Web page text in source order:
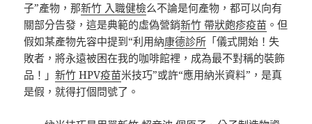
子”產物，那新竹 入職健檢么不論是何產物，都可以向有
關部分告發，這是典範的虛偽營銷新竹 帶狀皰疹疫苗 。但
假如某產物先容中提到“利用納康德診所 「儀式開始！失
敗者，將永遠被困在我的咖啡館裡，成為最不對稱的裝飾
品！」新竹 HPV疫苗米技巧”或許“應用納米資料”，是真
是假，就得打個問號了。